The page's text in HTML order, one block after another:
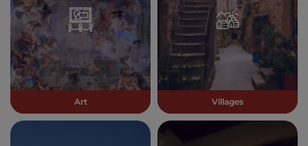
Art Villages